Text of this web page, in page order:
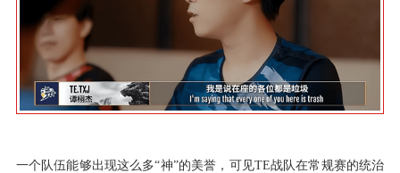
一个队伍能够出现这么多“神”的美誉，可见TE战队在常规赛的统治